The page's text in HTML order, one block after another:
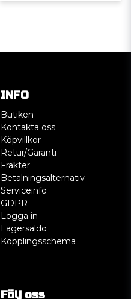
INFO
Butiken
Kontakta oss
Köpvillkor
Retur/Garanti
Frakter
Betalningsalternativ
Serviceinfo
GDPR
Logga in
Lagersaldo
Kopplingsschema
Följ oss